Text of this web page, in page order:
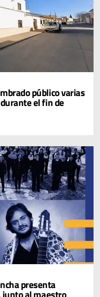
público varias
el fin de
presenta